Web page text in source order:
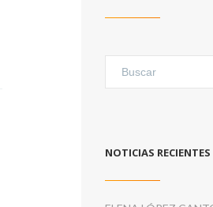
NOTICIAS RECIENTES